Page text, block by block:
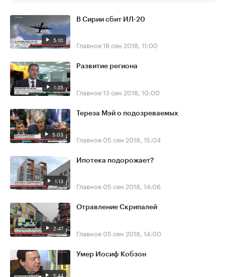
5:10
В Сирии сбит ИЛ-20
Главное18 сен 2018, 11:00
1:35
Развитие региона
Главное13 сен 2018, 10:00
5:03
Тереза Мэй о подозреваемых
Главное 05 сен 2018, 15:04
1:13
Ипотека подорожает?
Главное 05 сен 2018, 14:06
2:47
Отравление Скрипалей
Главное 05 сен 2018, 14:00
3:44
Умер Иосиф Кобзон